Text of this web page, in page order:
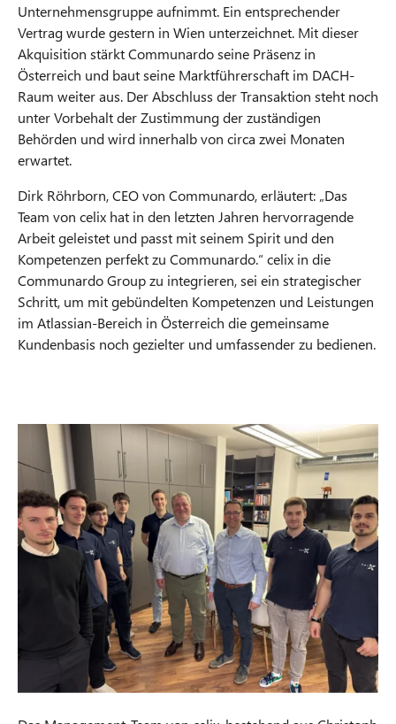
Unternehmensgruppe aufnimmt. Ein entsprechender
Vertrag wurde gestern in Wien unterzeichnet. Mit dieser
Akquisition stärkt Communardo seine Präsenz in
Österreich und baut seine Marktführerschaft im DACH-
Raum weiter aus. Der Abschluss der Transaktion steht noch
unter Vorbehalt der Zustimmung der zuständigen
Behörden und wird innerhalb von circa zwei Monaten
erwartet.
Dirk Röhrborn, CEO von Communardo, erläutert: „Das
Team von celix hat in den letzten Jahren hervorragende
Arbeit geleistet und passt mit seinem Spirit und den
Kompetenzen perfekt zu Communardo.“ celix in die
Communardo Group zu integrieren, sei ein strategischer
Schritt, um mit gebündelten Kompetenzen und Leistungen
im Atlassian-Bereich in Österreich die gemeinsame
Kundenbasis noch gezielter und umfassender zu bedienen.